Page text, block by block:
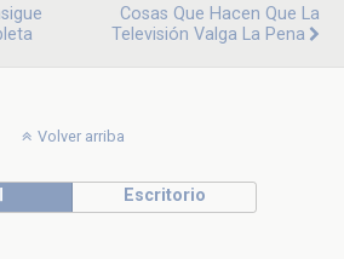
Cosas Que Hacen Que La
Televisión Valga La Pena
Volver arriba
Escritorio